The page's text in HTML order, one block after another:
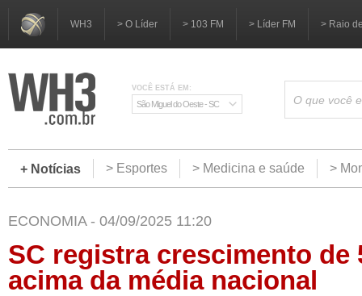
WH3 > O Líder > 103 FM > Líder FM > Raio
VOCÊ ESTÁ EM:
São Miguel do Oeste - SC
+ Notícias > Esportes > Medicina e saúde >
ECONOMIA - 04/09/2025 11:20
SC registra crescimento de
acima da média nacional